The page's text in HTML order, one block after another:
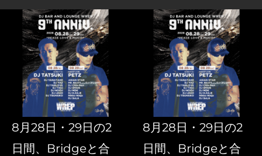
8月28日・29日の2
日間、Bridgeと合
8月28日・29日の2
日間、Bridgeと合